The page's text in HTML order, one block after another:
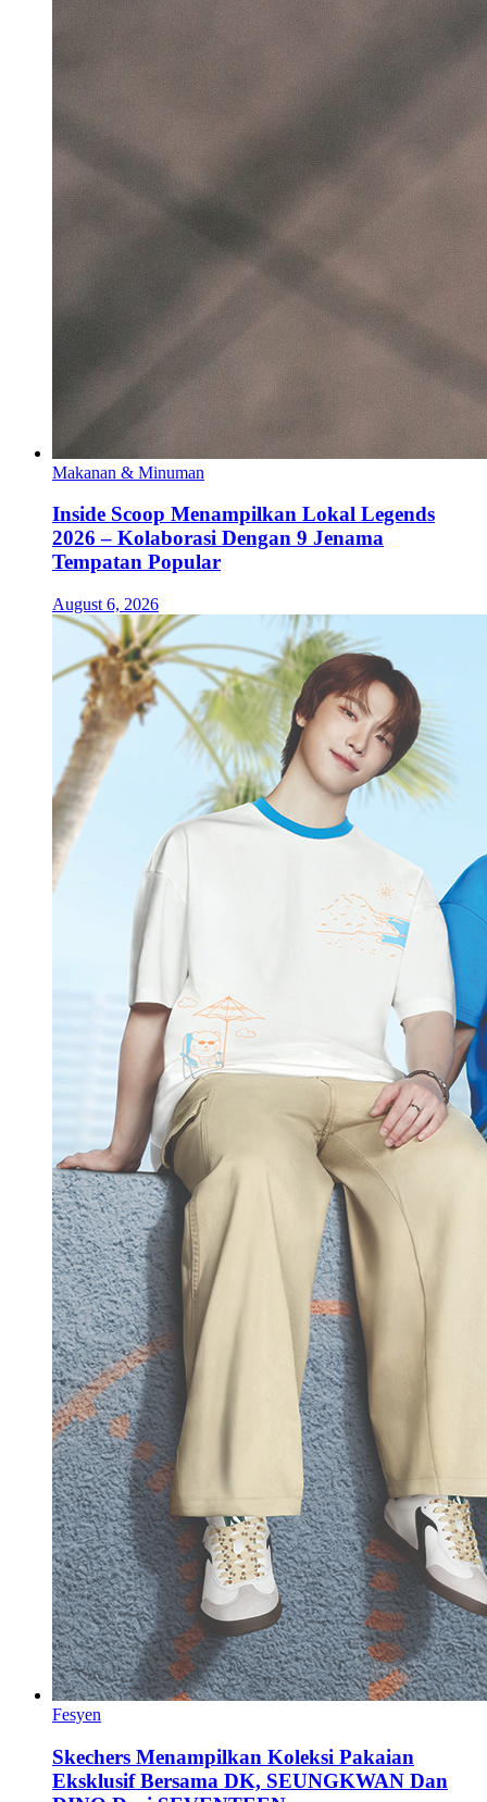
Makanan & Minuman
Inside Scoop Menampilkan Lokal Legends
2026 – Kolaborasi Dengan 9 Jenama
Tempatan Popular
August 6, 2026
Fesyen
Skechers Menampilkan Koleksi Pakaian
Eksklusif Bersama DK, SEUNGKWAN Dan